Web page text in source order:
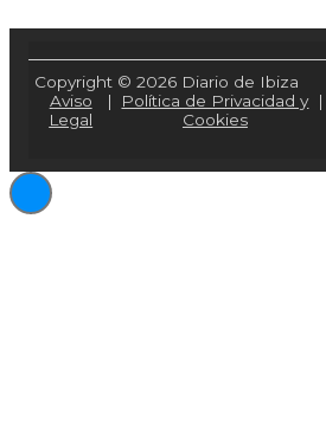
Copyright © 2026 Diario de Ibiza
Aviso
Legal
|
Política de Privacidad y
Cookies
|